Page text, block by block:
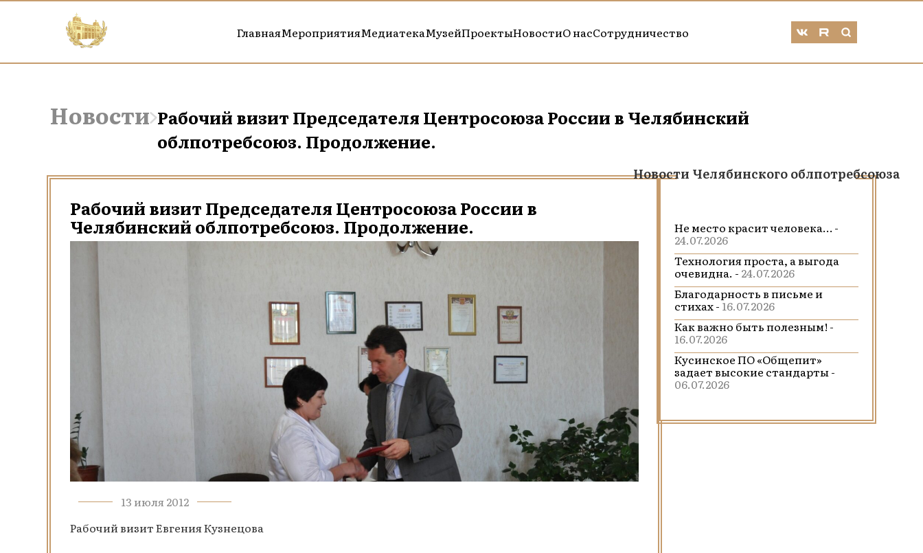
ГлавнаяМероприятияМедиатекаМузейПроектыНовостиО насСотрудничество
Новости Рабочий визит Председателя Центросоюза России в Челябинский
облпотребсоюз. Продолжение.
Рабочий визит Председателя Центросоюза России в
Челябинский облпотребсоюз. Продолжение.
13 июля 2012
Рабочий визит Евгения Кузнецова
Новости Челябинского облпотребсоюза
Не место красит человека… -
24.07.2026
Технология проста, а выгода
очевидна. - 24.07.2026
Благодарность в письме и
стихах -16.07.2026
Как важно быть полезным! -
16.07.2026
Кусинское ПО «Общепит»
задает высокие стандарты -
06.07.2026